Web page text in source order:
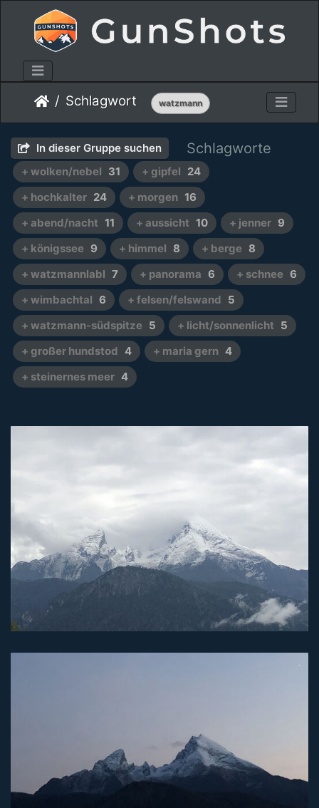
Schlagwort watzmann
In dieser Gruppe suchen Schlagworte
+ wolken/nebel 31 + gipfel 24
+ hochkalter 24 + morgen 16
+ abend/nacht 11 + aussicht 10 + jenner 9
+ königssee 9 + himmel 8 + berge 8
+ watzmannlabl 7 + panorama 6 + schnee 6
+ wimbachtal 6 + felsen/felswand 5
+ watzmann-südspitze 5 + licht/sonnenlicht 5
+ großer hundstod 4 + maria gern 4
+ steinernes meer 4